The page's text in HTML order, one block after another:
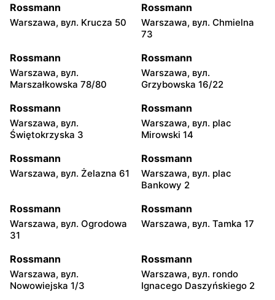
Rossmann
Warszawa, вул. Krucza 50
Rossmann
Warszawa, вул. Chmielna
73
Rossmann
Warszawa, вул.
Marszałkowska 78/80
Rossmann
Warszawa, вул.
Grzybowska 16/22
Rossmann
Warszawa, вул.
Świętokrzyska 3
Rossmann
Warszawa, вул. plac
Mirowski 14
Rossmann
Warszawa, вул. Żelazna 61
Rossmann
Warszawa, вул. plac
Bankowy 2
Rossmann
Warszawa, вул. Ogrodowa
31
Rossmann
Warszawa, вул. Tamka 17
Rossmann
Warszawa, вул.
Nowowiejska 1/3
Rossmann
Warszawa, вул. rondo
Ignacego Daszyńskiego 2